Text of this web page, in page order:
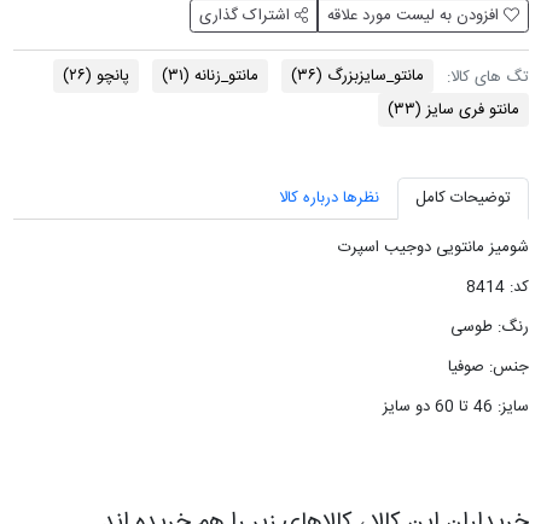
افزودن به لیست مورد علاقه
اشتراک گذاری
تگ های کالا: مانتو_سایزبزرگ (۳۶) مانتو_زنانه (۳۱) پانچو (۲۶)
مانتو فری سایز (۳۳)
توضیحات کامل
نظرها درباره کالا
شومیز مانتویی دوجیب اسپرت
کد: 8414
رنگ: طوسی
جنس: صوفیا
سایز: 46 تا 60 دو سایز